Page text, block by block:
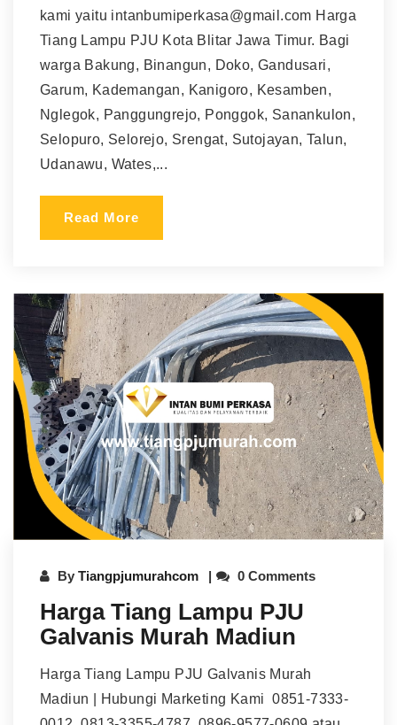
kami yaitu intanbumiperkasa@gmail.com Harga
Tiang Lampu PJU Kota Blitar Jawa Timur. Bagi
warga Bakung, Binangun, Doko, Gandusari,
Garum, Kademangan, Kanigoro, Kesamben,
Nglegok, Panggungrejo, Ponggok, Sanankulon,
Selopuro, Selorejo, Srengat, Sutojayan, Talun,
Udanawu, Wates,...
Read More
By Tiangpjumurahcom 0 Comments
Harga Tiang Lampu PJU
Galvanis Murah Madiun
Harga Tiang Lampu PJU Galvanis Murah
Madiun | Hubungi Marketing Kami 0851-7333-